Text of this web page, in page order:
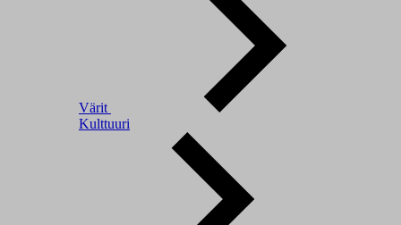
Värit
Kulttuuri